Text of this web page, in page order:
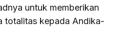
untuk memberikan
totalitas kepada Andika-